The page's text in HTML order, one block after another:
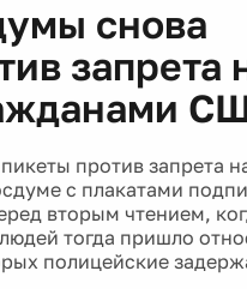
снова
запрета
против запрета
с плакатами
вторым чтением,
тогда пришло
полицейские